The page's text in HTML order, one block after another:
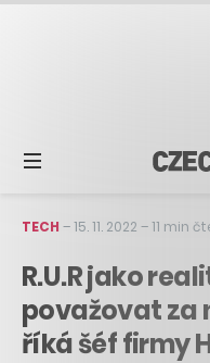
TECH –15. 11. 2022 –11 min
R.U.R jako
považovat za
říká šéf firmy